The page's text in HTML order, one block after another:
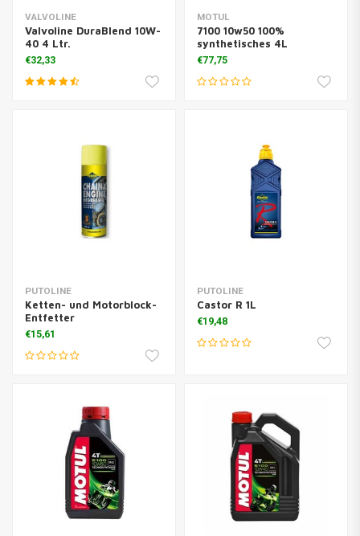
VALVOLINE
Valvoline DuraBlend 10W-
40 4 Ltr.
€32,33
MOTUL
7100 10w50 100%
synthetisches 4L
€77,75
PUTOLINE
Ketten- und Motorblock-
Entfetter
€15,61
PUTOLINE
Castor R 1L
€19,48